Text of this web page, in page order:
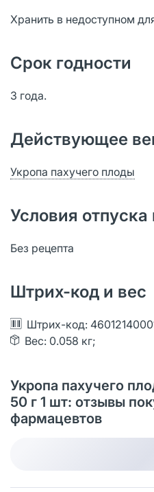
Хранить в недоступном
Срок годности
3 года.
Действующее
Укропа пахучего плоды
Условия отпуска
Без рецепта
Штрих-код и вес
Штрих-код:
Вес: 0.058 кг;
Укропа пахучего
50 г 1 шт: отзывы
фармацевтов